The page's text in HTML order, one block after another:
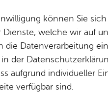
eine Verbindung zu
um die Bedienung zu
können Sie
welche wir auf
die Datenverarbeitung
der
aufgrund individueller
verfügbar sind.